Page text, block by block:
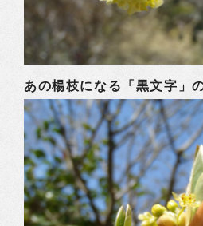
あの楊枝になる「黒文字」